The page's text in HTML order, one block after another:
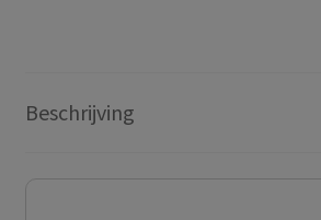
Beschrijving